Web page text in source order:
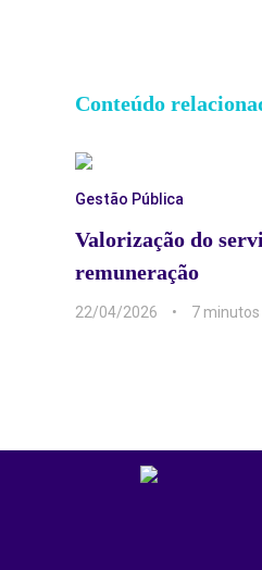
Conteúdo
Gestão Pública
Valorização do
remuneração
22/04/2026 7 min